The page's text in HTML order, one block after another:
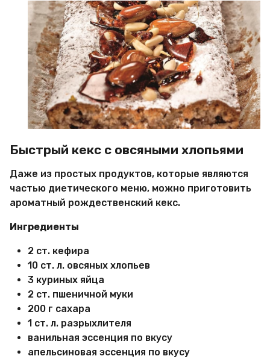
Быстрый кекс с овсяными хлопьями
Даже из простых продуктов, которые являются
частью диетического меню, можно приготовить
ароматный рождественский кекс.
Ингредиенты
2 ст. кефира
10 ст. л. овсяных хлопьев
3 куриных яйца
2 ст. пшеничной муки
200 г сахара
1 ст. л. разрыхлителя
ванильная эссенция по вкусу
апельсиновая эссенция по вкусу